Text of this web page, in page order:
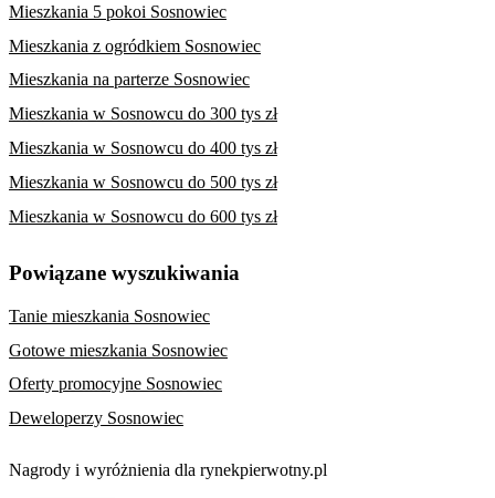
Mieszkania 5 pokoi Sosnowiec
Mieszkania z ogródkiem Sosnowiec
Mieszkania na parterze Sosnowiec
Mieszkania w Sosnowcu do 300 tys zł
Mieszkania w Sosnowcu do 400 tys zł
Mieszkania w Sosnowcu do 500 tys zł
Mieszkania w Sosnowcu do 600 tys zł
Powiązane wyszukiwania
Tanie mieszkania Sosnowiec
Gotowe mieszkania Sosnowiec
Oferty promocyjne Sosnowiec
Deweloperzy Sosnowiec
Nagrody i wyróżnienia dla rynekpierwotny.pl